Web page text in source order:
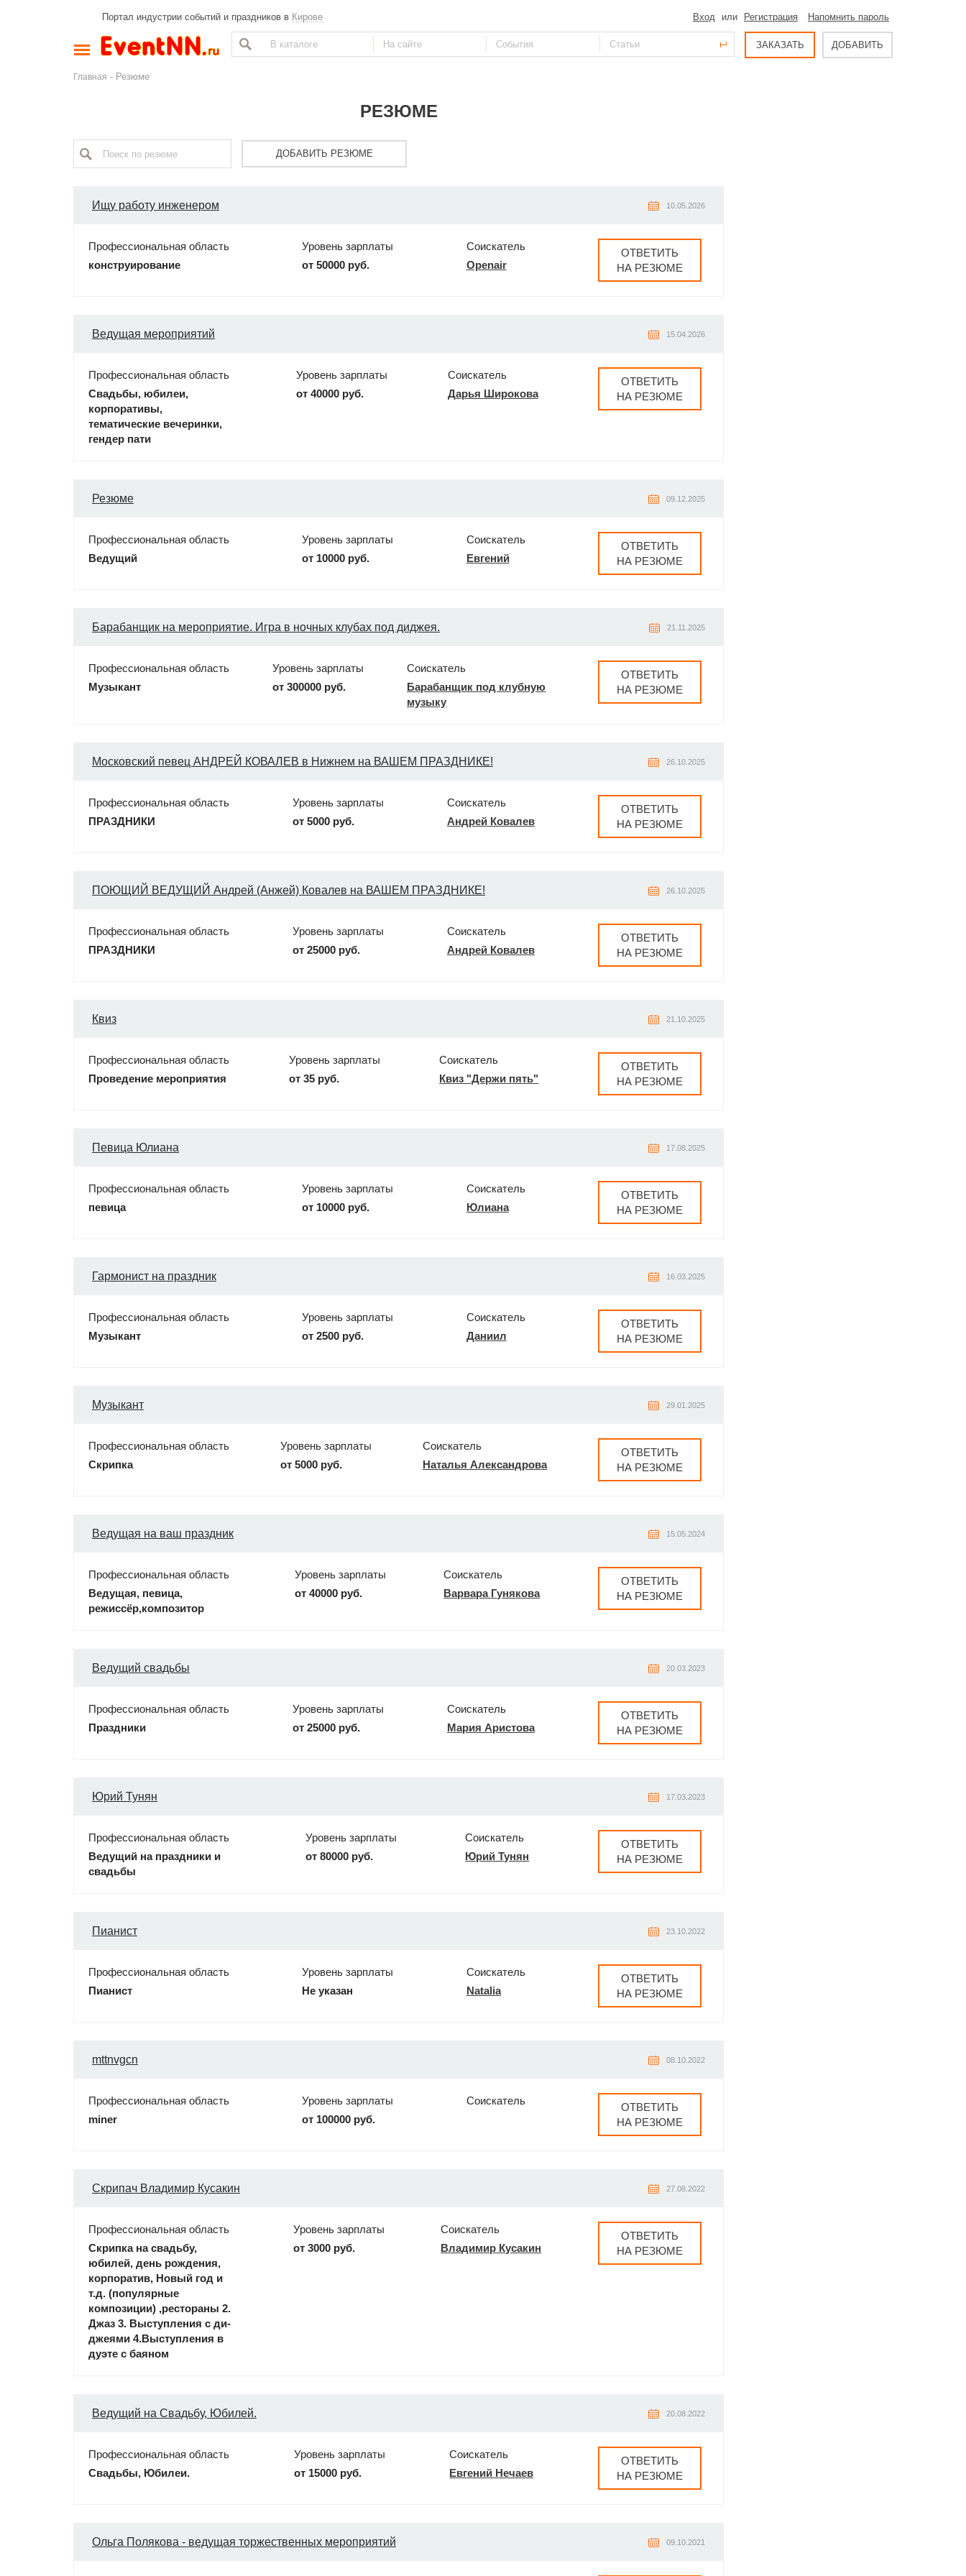
Портал индустрии событий и праздников в Кирове Вход или Регистрация Напомнить пароль
ЗАКАЗАТЬ ДОБАВИТЬ
Главная - Резюме
РЕЗЮМЕ
ДОБАВИТЬ РЕЗЮМЕ
Ищу работу инженером 10.05.2026
Профессиональная область
конструирование
Уровень зарплаты
от 50000 руб.
Соискатель
Openair
ОТВЕТИТЬ
НА РЕЗЮМЕ
Ведущая мероприятий 15.04.2026
Профессиональная область
Свадьбы, юбилеи,
корпоративы,
тематические вечеринки,
гендер пати
Уровень зарплаты
от 40000 руб.
Соискатель
Дарья Широкова
ОТВЕТИТЬ
НА РЕЗЮМЕ
Резюме 09.12.2025
Профессиональная область
Ведущий
Уровень зарплаты
от 10000 руб.
Соискатель
Евгений
ОТВЕТИТЬ
НА РЕЗЮМЕ
Барабанщик на мероприятие. Игра в ночных клубах под диджея. 21.11.2025
Профессиональная область
Музыкант
Уровень зарплаты
от 300000 руб.
Соискатель
Барабанщик под клубную
музыку
ОТВЕТИТЬ
НА РЕЗЮМЕ
Московский певец АНДРЕЙ КОВАЛЕВ в Нижнем на ВАШЕМ ПРАЗДНИКЕ! 26.10.2025
Профессиональная область
ПРАЗДНИКИ
Уровень зарплаты
от 5000 руб.
Соискатель
Андрей Ковалев
ОТВЕТИТЬ
НА РЕЗЮМЕ
ПОЮЩИЙ ВЕДУЩИЙ Андрей (Анжей) Ковалев на ВАШЕМ ПРАЗДНИКЕ! 26.10.2025
Профессиональная область
ПРАЗДНИКИ
Уровень зарплаты
от 25000 руб.
Соискатель
Андрей Ковалев
ОТВЕТИТЬ
НА РЕЗЮМЕ
Квиз 21.10.2025
Профессиональная область
Проведение мероприятия
Уровень зарплаты
от 35 руб.
Соискатель
Квиз "Держи пять"
ОТВЕТИТЬ
НА РЕЗЮМЕ
Певица Юлиана 17.08.2025
Профессиональная область
певица
Уровень зарплаты
от 10000 руб.
Соискатель
Юлиана
ОТВЕТИТЬ
НА РЕЗЮМЕ
Гармонист на праздник 16.03.2025
Профессиональная область
Музыкант
Уровень зарплаты
от 2500 руб.
Соискатель
Даниил
ОТВЕТИТЬ
НА РЕЗЮМЕ
Музыкант 29.01.2025
Профессиональная область
Скрипка
Уровень зарплаты
от 5000 руб.
Соискатель
Наталья Александрова
ОТВЕТИТЬ
НА РЕЗЮМЕ
Ведущая на ваш праздник 15.05.2024
Профессиональная область
Ведущая, певица,
режиссёр,композитор
Уровень зарплаты
от 40000 руб.
Соискатель
Варвара Гунякова
ОТВЕТИТЬ
НА РЕЗЮМЕ
Ведущий свадьбы 20.03.2023
Профессиональная область
Праздники
Уровень зарплаты
от 25000 руб.
Соискатель
Мария Аристова
ОТВЕТИТЬ
НА РЕЗЮМЕ
Юрий Тунян 17.03.2023
Профессиональная область
Ведущий на праздники и
свадьбы
Уровень зарплаты
от 80000 руб.
Соискатель
Юрий Тунян
ОТВЕТИТЬ
НА РЕЗЮМЕ
Пианист 23.10.2022
Профессиональная область
Пианист
Уровень зарплаты
Не указан
Соискатель
Natalia
ОТВЕТИТЬ
НА РЕЗЮМЕ
mttnvgcn 08.10.2022
Профессиональная область
miner
Уровень зарплаты
от 100000 руб.
Соискатель
ОТВЕТИТЬ
НА РЕЗЮМЕ
Скрипач Владимир Кусакин 27.08.2022
Профессиональная область
Скрипка на свадьбу,
юбилей, день рождения,
корпоратив, Новый год и
т.д. (популярные
композиции) ,рестораны 2.
Джаз 3. Выступления с ди-
джеями 4.Выступления в
дуэте с баяном
Уровень зарплаты
от 3000 руб.
Соискатель
Владимир Кусакин
ОТВЕТИТЬ
НА РЕЗЮМЕ
Ведущий на Свадьбу, Юбилей. 20.08.2022
Профессиональная область
Свадьбы, Юбилеи.
Уровень зарплаты
от 15000 руб.
Соискатель
Евгений Нечаев
ОТВЕТИТЬ
НА РЕЗЮМЕ
Ольга Полякова - ведущая торжественных мероприятий 09.10.2021